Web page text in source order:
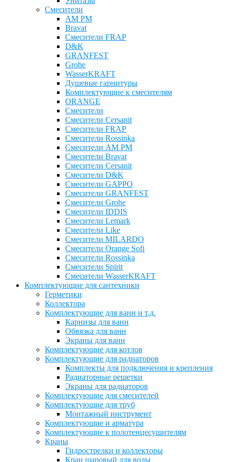
Смесители
AM PM
Bravat
Cмесители FRAP
D&K
GRANFEST
Grohe
WasserKRAFT
Душевые гарнитуры
Комплектующие к смесителям
ОRANGE
Смесители
Смесители Cersanit
Смесители FRAP
Смесители Rossinka
Смесители AM PM
Смесители Bravat
Смесители Cersanit
Смесители D&K
Смесители GAPPO
Смесители GRANFEST
Смесители Grohe
Смесители IDDIS
Смесители Lemark
Смесители Like
Смесители MILARDO
Смесители Orange Sofi
Смесители Rossinka
Смесители Spirit
Смесители WasserKRAFT
Комплектующие для сантехники
Герметики
Коллектора
Комплектующие для ванн и т.д.
Карнизы для ванн
Обвязка для ванн
Экраны для ванн
Комплектующие для котлов
Комплектующие для радиаторов
Комплекты для подключения и крепления
Радиаторные решетки
Экраны для радиаторов
Комплектующие для смесителей
Комплектующие для труб
Монтажный инструмент
Комплектующие и арматура
Комплектующие к полотенцесушителям
Краны
Гидрострелки и коллекторы
Кран шаровый для воды